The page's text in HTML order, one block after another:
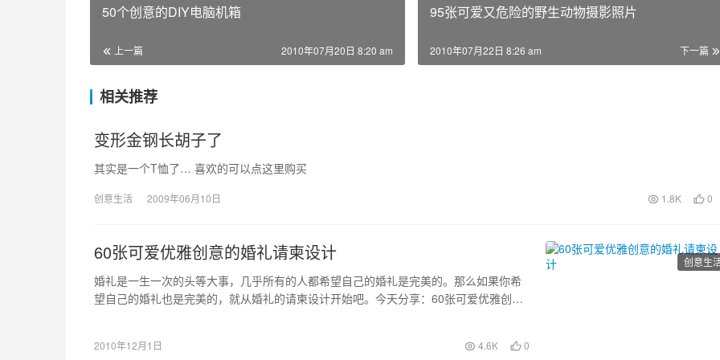
50个创意的DIY电脑机箱
上一篇 2010年07月20日 8:20 am
95张可爱又危险的野生动物摄影照片
下一篇
2010年07月22日 8:26 am
相关推荐
变形金钢长胡子了
其实是一个T恤了… 喜欢的可以点这里购买
创意生活 2009年06月10日 1.8K 0
创意生
60张可爱优雅创意的婚礼请柬设计
婚礼是一生一次的头等大事，几乎所有的人都希望自己的婚礼是完美的。那么如果你希
望自己的婚礼也是完美的，就从婚礼的请柬设计开始吧。今天分享：60张可爱优雅创意
2010年12月1日 4.6K 0